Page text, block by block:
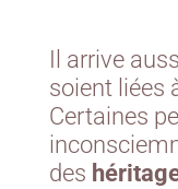
Il arrive
soient liées
Certaines
des